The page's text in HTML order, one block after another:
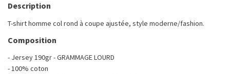
Description
T-shirt homme col rond à coupe ajustée, style moderne/fashion.
Composition
- Jersey 190gr - GRAMMAGE LOURD
- 100% coton